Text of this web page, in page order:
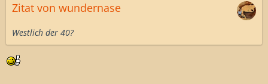
Zitat von wundernase
Westlich der 40?